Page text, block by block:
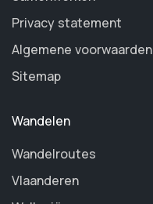
Privacy statement
Algemene voorwaarden
Sitemap
Wandelen
Wandelroutes
Vlaanderen